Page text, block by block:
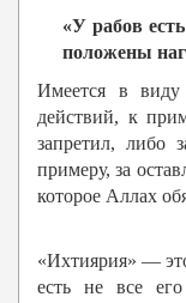
«У рабов
положены
Имеется в виду
действий, к
запретил, либо
примеру, за
которое Аллах
«Ихтиярия» —
есть не все его